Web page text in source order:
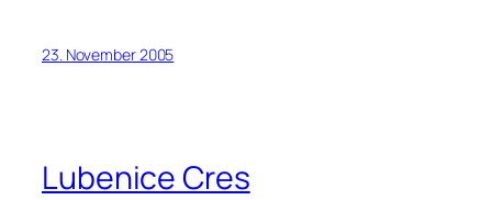
23. November 2005
Lubenice Cres